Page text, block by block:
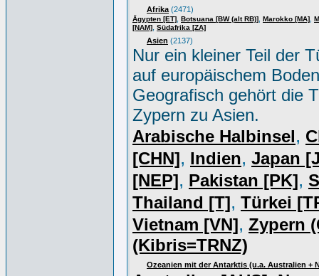
Afrika (2471)
Ägypten [ET] Botsuana [BW (alt RB)] Marokko [MA]
[NAM] Südafrika [ZA]
Asien (2137)
Nur ein kleiner Teil der
auf europäischem
Geografisch gehört die
Zypern zu Asien.
Arabische Halbinsel,
[CHN], Indien, Japan
[NEP], Pakistan [PK],
Thailand [T], Türkei
Vietnam [VN], Zypern
(Kibris=TRNZ)
Ozeanien mit der Antarktis (u.a. Australien +